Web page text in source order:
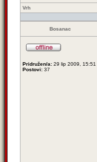
Vrh
Bosanac
Pridružen/a: 29 lip 2009, 15:51
Postovi: 37